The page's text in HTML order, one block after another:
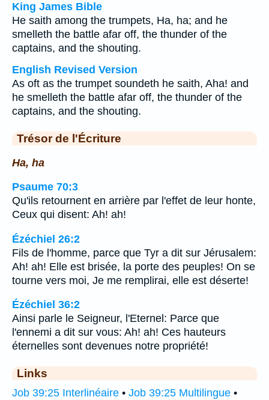
King James Bible
He saith among the trumpets, Ha, ha; and he
smelleth the battle afar off, the thunder of the
captains, and the shouting.
English Revised Version
As oft as the trumpet soundeth he saith, Aha! and
he smelleth the battle afar off, the thunder of the
captains, and the shouting.
Trésor de l'Écriture
Ha, ha
Psaume 70:3
Qu'ils retournent en arrière par l'effet de leur honte,
Ceux qui disent: Ah! ah!
Ézéchiel 26:2
Fils de l'homme, parce que Tyr a dit sur Jérusalem:
Ah! ah! Elle est brisée, la porte des peuples! On se
tourne vers moi, Je me remplirai, elle est déserte!
Ézéchiel 36:2
Ainsi parle le Seigneur, l'Eternel: Parce que
l'ennemi a dit sur vous: Ah! ah! Ces hauteurs
éternelles sont devenues notre propriété!
Links
Job 39:25 Interlinéaire • Job 39:25 Multilingue •